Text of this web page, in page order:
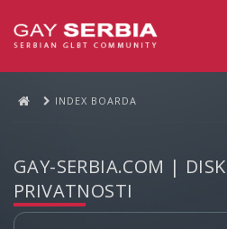
INDEX BOARDA
GAY-SERBIA.COM |
PRIVATNOSTI